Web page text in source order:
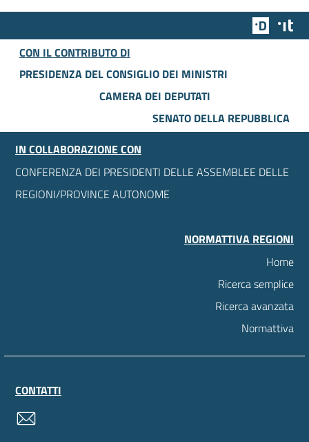
Team
CON IL CONTRIBUTO DI
PRESIDENZA DEL CONSIGLIO DEI MINISTRI
CAMERA DEI DEPUTATI
SENATO DELLA REPUBBLICA
IN COLLABORAZIONE CON
CONFERENZA DEI PRESIDENTI DELLE ASSEMBLEE DELLE
REGIONI/PROVINCE AUTONOME
NORMATTIVA REGIONI
Home
Ricerca semplice
Ricerca avanzata
Normattiva
CONTATTI